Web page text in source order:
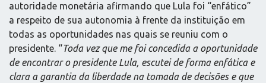
autoridade monetária afirmando que Lula foi “enfático”
a respeito de sua autonomia à frente da instituição em
todas as oportunidades nas quais se reuniu com o
presidente. “Toda vez que me foi concedida a oportunidade
de encontrar o presidente Lula, escutei de forma enfática e
clara a garantia da liberdade na tomada de decisões e que